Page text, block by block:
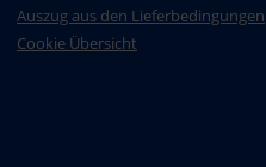
Auszug aus den Lieferbedingungen
Cookie Übersicht